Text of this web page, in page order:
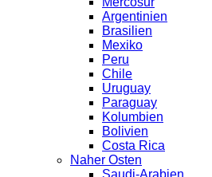
Argentinien
Brasilien
Mexiko
Peru
Chile
Uruguay
Paraguay
Kolumbien
Bolivien
Costa Rica
Naher Osten
Saudi-Arabien